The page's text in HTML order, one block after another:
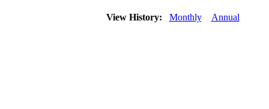
View History: Monthly Annual